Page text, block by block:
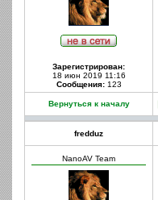
Зарегистрирован:
18 июн 2019 11:16
Сообщения:123
Вернуться к началу
fredduz
NanoAV Team